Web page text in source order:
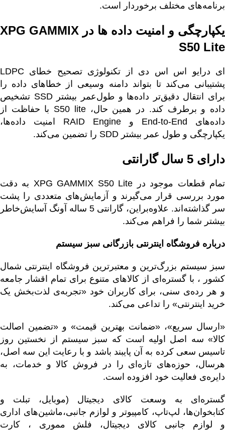
برنامه‌های مختلف برخوردار است.
یکپارچگی و امنیت داده ها در XPG GAMMIX
S50 Lite
ای درایو اس اس دی از تکنولوژی تصحیح خطای LDPC
پشتیبانی می‌کند تا بتواند دامنه وسیعی از خطاهای داده را
برای انتقال دقیق‌تر داده‌ها و طول‌عمر بیشتر SSD تشخیص
داده و برطرف کند. در همین حال، S50 lite با حفاظت از
داده‌های End-to-End و RAID Engine امنیت داده‌ها،
یکپارچگی و طول عمر بیشتر SDD را تضمین می‌کند.
دارای 5 سال گارانتی
تمام قطعات موجود در XPG GAMMIX S50 Lite به دقت
مورد بررسی قرار می‌گیرند و آزمایش‌های متعددی را پشت
سر گذاشته‌اند. علاوه‌براین، گارانتی 5 ساله آونگ
آسایش‌خاطر
بیشتر شما را فراهم می‌کند.
درباره فروشگاه اینترنتی بازرگانی سبز سیستم
سبز سیستم بزرگ‌ترین و معتبرترین فروشگاه اینترنتی شمال
کشور ، با گستره‌ای از کالاهای متنوع برای تمام اقشار جامعه
و هر رده‌ی سنی، برای کاربران خود «تجربه‌ی لذت‌بخش یک
خرید اینترنتی» را تداعی می‌کند.
«ارسال سریع»، «ضمانت بهترین قیمت» و «تضمین اصالت
کالا» سه اصل اولیه است که سبز سیستم از نخستین روز
تاسیس سعی کرده به آن پایبند باشد و با رعایت این سه اصل،
هرسال، حوزه‌های تازه‌ای را در فروش کالا و خدمات، به
دایره‌ی فعالیت خود افزوده است.
گستره‌ای به وسعت کالای دیجیتال (موبایل، تبلت و
کتابخوان‌ها، لپ‌تاپ، کامپیوتر و لوازم جانبی،ماشین‌های اداری
و لوازم جانبی کالای دیجیتال، فلش مموری ، کارت